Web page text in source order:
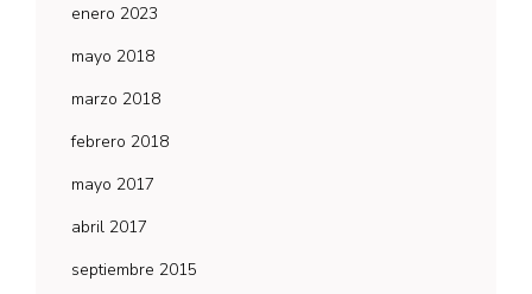
enero 2023
mayo 2018
marzo 2018
febrero 2018
mayo 2017
abril 2017
septiembre 2015